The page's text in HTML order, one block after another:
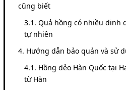
cũng biết
Quả hồng có nhiều dinh
tự nhiên
Hướng dẫn bảo quản và sử
Hồng dẻo Hàn Quốc tại
từ Hàn